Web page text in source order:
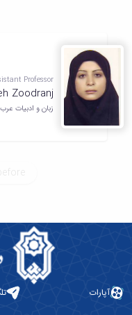
Professor
Zoodranj
زبان و ادبیات عرب
before
آپارات